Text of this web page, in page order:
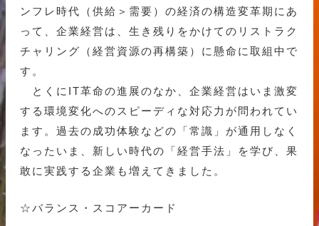
ンフレ時代（供給＞需要）の経済の構造変革期にあ
って、企業経営は、生き残りをかけてのリストラク
チャリング（経営資源の再構築）に懸命に取組中で
す。
とくにIT革命の進展のなか、企業経営はいま激変
する環境変化へのスピーディな対応力が問われてい
ます。過去の成功体験などの「常識」が通用しなく
なったいま、新しい時代の「経営手法」を学び、果
敢に実践する企業も増えてきました。
☆バランス・スコアーカード